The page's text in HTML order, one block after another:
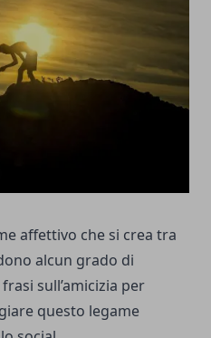
affettivo che si crea tra
alcun grado di
sull’amicizia per
questo legame